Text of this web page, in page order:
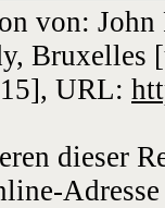
von:
Bruxelles
URL:
dieser
Adresse